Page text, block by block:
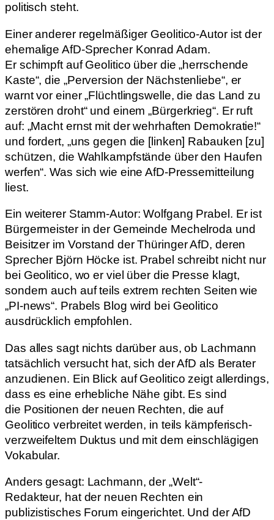
politisch steht.
Einer anderer regelmäßiger Geolitico-Autor ist der
ehemalige AfD-Sprecher Konrad Adam.
Er schimpft auf Geolitico über die „herrschende
Kaste“, die „Perversion der Nächstenliebe“, er
warnt vor einer „Flüchtlingswelle, die das Land zu
zerstören droht“ und einem „Bürgerkrieg“. Er ruft
auf: „Macht ernst mit der wehrhaften Demokratie!“
und fordert, „uns gegen die [linken] Rabauken [zu]
schützen, die Wahlkampfstände über den Haufen
werfen“. Was sich wie eine AfD-Pressemitteilung
liest.
Ein weiterer Stamm-Autor: Wolfgang Prabel. Er ist
Bürgermeister in der Gemeinde Mechelroda und
Beisitzer im Vorstand der Thüringer AfD, deren
Sprecher Björn Höcke ist. Prabel schreibt nicht nur
bei Geolitico, wo er viel über die Presse klagt,
sondern auch auf teils extrem rechten Seiten wie
„PI-news“. Prabels Blog wird bei Geolitico
ausdrücklich empfohlen.
Das alles sagt nichts darüber aus, ob Lachmann
tatsächlich versucht hat, sich der AfD als Berater
anzudienen. Ein Blick auf Geolitico zeigt allerdings,
dass es eine erhebliche Nähe gibt. Es sind
die Positionen der neuen Rechten, die auf
Geolitico verbreitet werden, in teils kämpferisch-
verzweifeltem Duktus und mit dem einschlägigen
Vokabular.
Anders gesagt: Lachmann, der „Welt“-
Redakteur, hat der neuen Rechten ein
publizistisches Forum eingerichtet. Und der AfD